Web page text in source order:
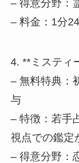
– 得意分野：
– 料金：1分
4. **ミスティ
– 無料特典：
与
– 特徴：若手
視点での鑑定
– 得意分野：